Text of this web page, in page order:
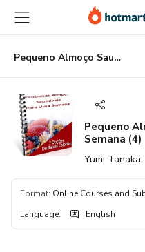
main
content
Pequeno Almoço Saudável Para Uma Semana (4)
Pequeno
Semana (4)
Yumi Tanaka
Format: Online Courses and
Language: English